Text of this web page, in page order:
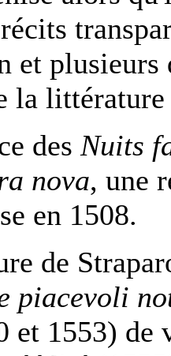
et
la littérature
des Nuits
nova, une
en 1508.
de
piacevoli
et 1553)